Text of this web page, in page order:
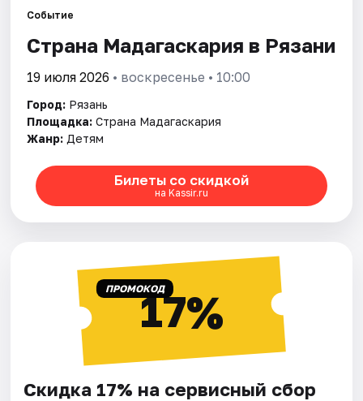
Площадки
Артисты
Рейтинги
Событие
Страна Мадагаскария в Рязани
19 июля 2026 • воскресенье • 10:00
Город: Рязань
Площадка: Страна Мадагаскария
Жанр: Детям
Билеты со скидкой
на Kassir.ru
ПРОМОКОД17%
Скидка 17% на сервисный сбор